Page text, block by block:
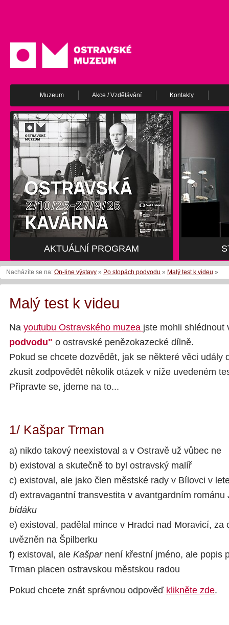
Muzeum Akce / Vzdělávání Kontakty
AKTUÁLNÍ PROGRAM
AKTUÁLNÍ PROGRAM
Nacházíte se na: On-line výstavy » Po stopách podvodu » Malý test k videu »
Malý test k videu
Na youtubu Ostravského muzea jste mohli shlédnout
podvodu" o ostravské penězokazecké dílně.
Pokud se chcete dozvědět, jak se některé věci udály
zkusit zodpovědět několik otázek v níže uvedeném
Připravte se, jdeme na to...
1/ Kašpar Trman
a) nikdo takový neexistoval a v Ostravě už vůbec ne
b) existoval a skutečně to byl ostravský malíř
c) existoval, ale jako člen městské rady v Bílovci v
d) extravagantní transvestita v avantgardním
bídáku
e) existoval, padělal mince v Hradci nad Moravicí, za
uvězněn na Špilberku
f) existoval, ale Kašparnení křestní jméno, ale popis
Trman placen ostravskou městskou radou
Pokud chcete znát správnou odpověď klikněte zde.